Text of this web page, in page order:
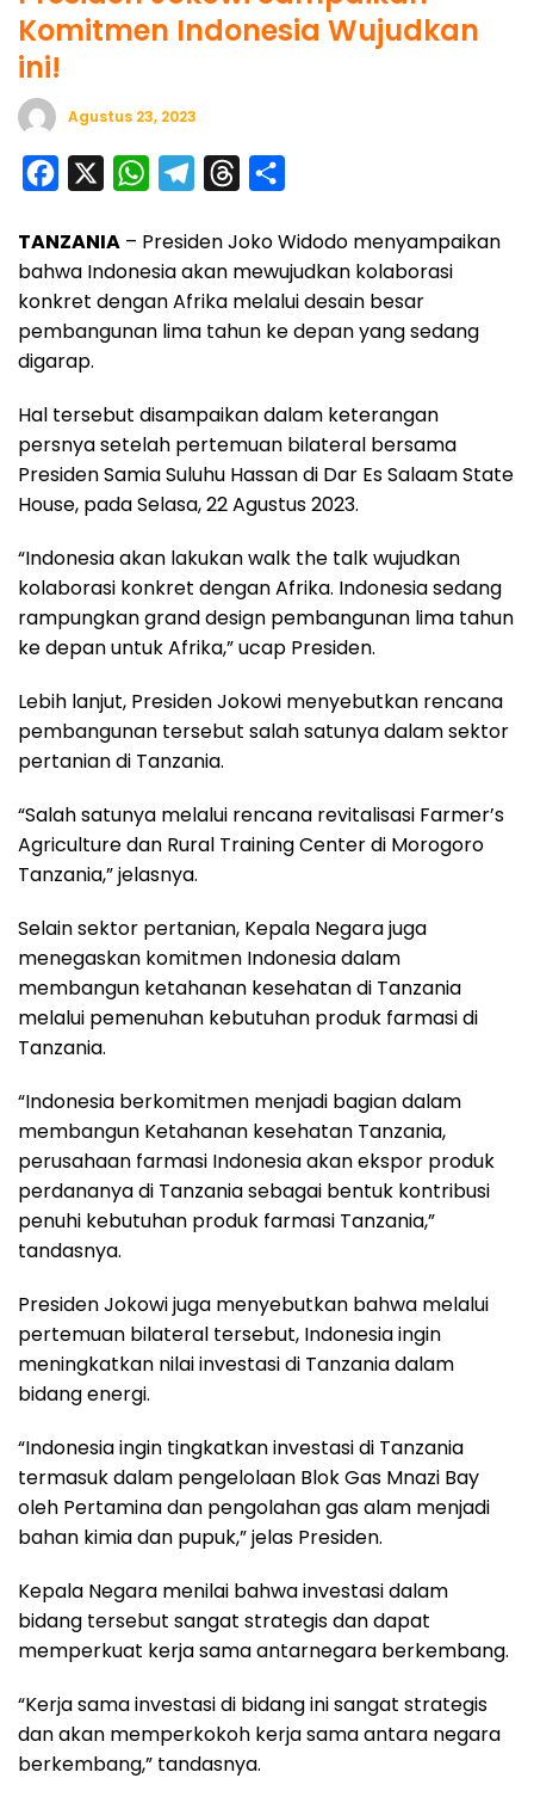
Komitmen Indonesia Wujudkan
ini!
Agustus 23, 2023
c
e
b
o
k
W
a
t
s
p
l
e
g
m
r
e
a
a
r
e
TANZANIA – Presiden Joko Widodo menyampaikan
bahwa Indonesia akan mewujudkan kolaborasi
konkret dengan Afrika melalui desain besar
pembangunan lima tahun ke depan yang sedang
digarap.
Hal tersebut disampaikan dalam keterangan
persnya setelah pertemuan bilateral bersama
Presiden Samia Suluhu Hassan di Dar Es Salaam State
House, pada Selasa, 22 Agustus 2023.
“Indonesia akan lakukan walk the talk wujudkan
kolaborasi konkret dengan Afrika. Indonesia sedang
rampungkan grand design pembangunan lima tahun
ke depan untuk Afrika,” ucap Presiden.
Lebih lanjut, Presiden Jokowi menyebutkan rencana
pembangunan tersebut salah satunya dalam sektor
pertanian di Tanzania.
“Salah satunya melalui rencana revitalisasi Farmer’s
Agriculture dan Rural Training Center di Morogoro
Tanzania,” jelasnya.
Selain sektor pertanian, Kepala Negara juga
menegaskan komitmen Indonesia dalam
membangun ketahanan kesehatan di Tanzania
melalui pemenuhan kebutuhan produk farmasi di
Tanzania.
“Indonesia berkomitmen menjadi bagian dalam
membangun Ketahanan kesehatan Tanzania,
perusahaan farmasi Indonesia akan ekspor produk
perdananya di Tanzania sebagai bentuk kontribusi
penuhi kebutuhan produk farmasi Tanzania,”
tandasnya.
Presiden Jokowi juga menyebutkan bahwa melalui
pertemuan bilateral tersebut, Indonesia ingin
meningkatkan nilai investasi di Tanzania dalam
bidang energi.
“Indonesia ingin tingkatkan investasi di Tanzania
termasuk dalam pengelolaan Blok Gas Mnazi Bay
oleh Pertamina dan pengolahan gas alam menjadi
bahan kimia dan pupuk,” jelas Presiden.
Kepala Negara menilai bahwa investasi dalam
bidang tersebut sangat strategis dan dapat
memperkuat kerja sama antarnegara berkembang.
“Kerja sama investasi di bidang ini sangat strategis
dan akan memperkokoh kerja sama antara negara
berkembang,” tandasnya.